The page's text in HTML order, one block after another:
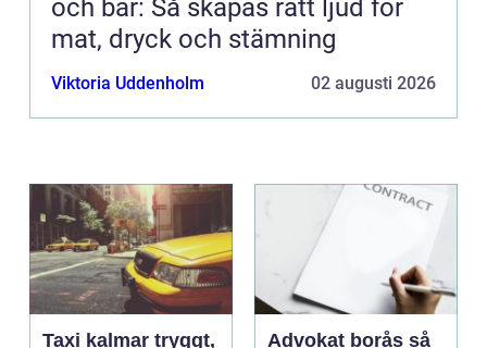
och bar: Så skapas rätt ljud för
mat, dryck och stämning
Viktoria Uddenholm 02 augusti 2026
Taxi kalmar tryggt,
Advokat borås så